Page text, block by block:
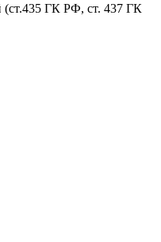
(ст.435 ГК РФ, cт. 437 ГК